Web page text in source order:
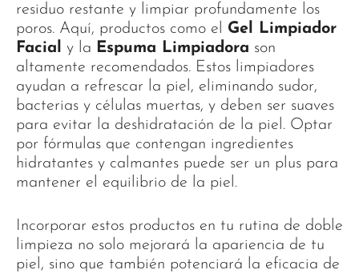
residuo restante y limpiar profundamente los
poros. Aquí, productos como el Gel Limpiador
Facial
y la Espuma Limpiadora son
altamente recomendados. Estos limpiadores
ayudan a refrescar la piel, eliminando sudor,
bacterias y células muertas, y deben ser suaves
para evitar la deshidratación de la piel. Optar
por fórmulas que contengan ingredientes
hidratantes y calmantes puede ser un plus para
mantener el equilibrio de la piel.
Incorporar estos productos en tu rutina de doble
limpieza no solo mejorará la apariencia de tu
piel, sino que también potenciará la eficacia de